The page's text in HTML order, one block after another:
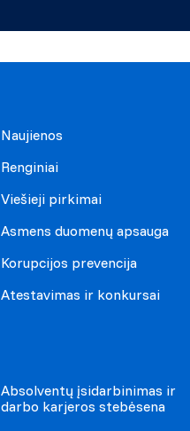
Naujienos
Renginiai
Viešieji pirkimai
Asmens duomenų apsauga
Korupcijos prevencija
Atestavimas ir konkursai
Absolventų įsidarbinimas ir
darbo karjeros stebėsena